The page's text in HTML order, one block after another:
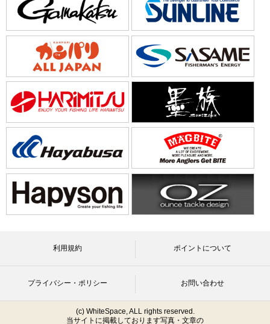
利用規約 ポイントについて
プライバシー・ポリシー お問い合わせ
(c) WhiteSpace, ALL rights reserved.
当サイトに掲載しております写真・文章の